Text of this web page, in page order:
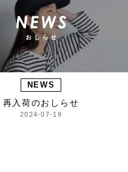
NEWS
再入荷のおしらせ
2024-07-19